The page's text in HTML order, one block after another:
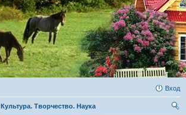
Вход
Культура. Творчество. Наука